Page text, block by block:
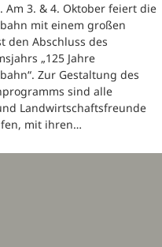
Am 3. & 4. Oktober feiert die
mit einem großen
den Abschluss des
„125 Jahre
Zur Gestaltung des
sind alle
Landwirtschaftsfreunde
mit ihren…